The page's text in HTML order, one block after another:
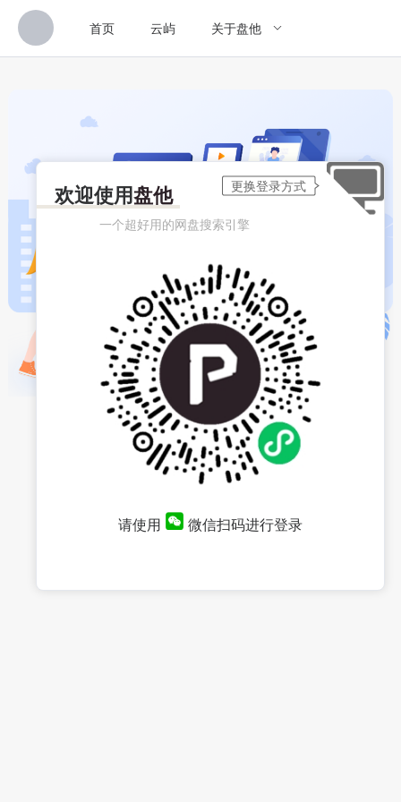
首页 云屿 关于盘他
欢迎使用盘他
一个超好用的网盘搜索引擎
请使用 微信扫码进行登录